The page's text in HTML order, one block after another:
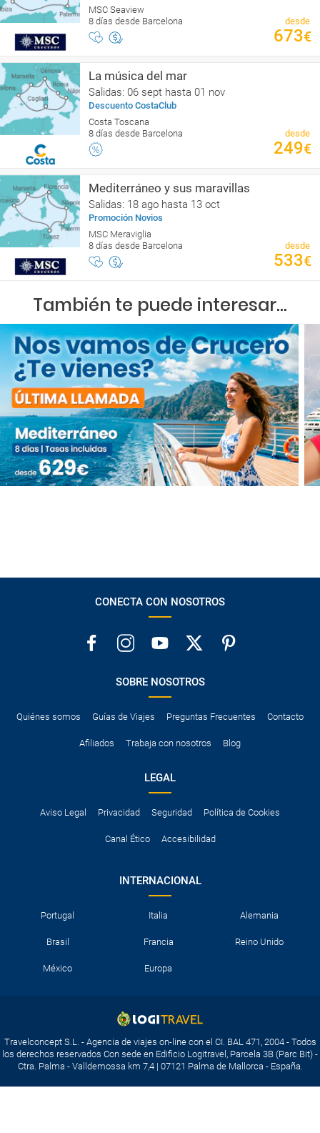
MSC Seaview
8 días desde Barcelona
desde
673€
La música del mar
Salidas: 06 sept hasta 01 nov
Descuento CostaClub
Costa Toscana
8 días desde Barcelona
desde
249€
Mediterráneo y sus maravillas
Salidas: 18 ago hasta 13 oct
Promoción Novios
MSC Meraviglia
8 días desde Barcelona
desde
533€
También te puede interesar...
CONECTA CON NOSOTROS
SOBRE NOSOTROS
Quiénes somos Guías de Viajes Preguntas Frecuentes Contacto
Afiliados Trabaja con nosotros Blog
LEGAL
Aviso Legal Privacidad Seguridad Política de Cookies
Canal Ético Accesibilidad
INTERNACIONAL
Portugal Italia Alemania
Brasil Francia Reino Unido
México Europa
Travelconcept S.L. - Agencia de viajes on-line con el CI. BAL 471, 2004 - Todos
los derechos reservados Con sede en Edificio Logitravel, Parcela 3B (Parc Bit) -
Ctra. Palma - Valldemossa km 7,4 | 07121 Palma de Mallorca - España.